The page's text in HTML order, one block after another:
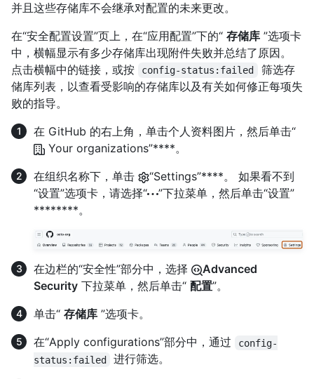
并且这些存储库不会继承对配置的未来更改。
在“安全配置设置”页上，在“应用配置”下的“ 存储库 ”选项卡
中，横幅显示有多少存储库出现附件失败并总结了原因。
点击横幅中的链接，或按
config-status:failed
筛选存
储库列表，以查看受影响的存储库以及有关如何修正每项失
败的指导。
在 GitHub 的右上角，单击个人资料图片，然后单击“
Your organizations”****。
在组织名称下，单击
“Settings”****。 如果看不到
“设置”选项卡，请选择“
”下拉菜单，然后单击“设置”
********。
在边栏的“安全性”部分中，选择
Advanced
Security 下拉菜单，然后单击“ 配置”。
单击“ 存储库 ”选项卡。
在“Apply configurations”部分中，通过
config-
status:failed
进行筛选。